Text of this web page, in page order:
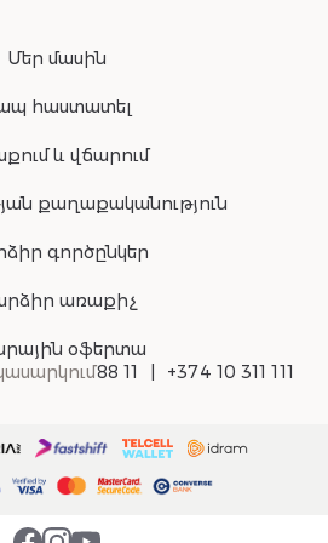
Մեր մասին
հաստատել
և վճարում
քաղաքականություն
գործընկեր
առաքիչ
օֆերտա
88 11 +374 10 311 111